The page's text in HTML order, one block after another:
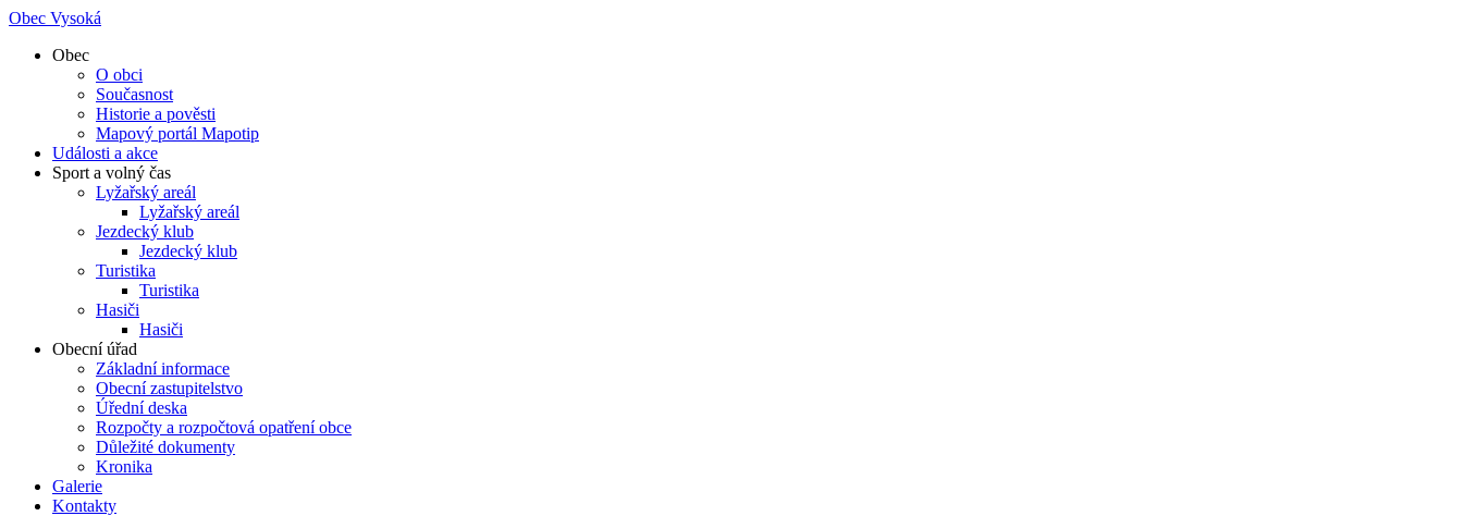
Obec Vysoká
Obec
O obci
Současnost
Historie a pověsti
Mapový portál Mapotip
Události a akce
Sport a volný čas
Lyžařský areál
Lyžařský areál
Jezdecký klub
Jezdecký klub
Turistika
Turistika
Hasiči
Hasiči
Obecní úřad
Základní informace
Obecní zastupitelstvo
Úřední deska
Rozpočty a rozpočtová opatření obce
Důležité dokumenty
Kronika
Galerie
Kontakty